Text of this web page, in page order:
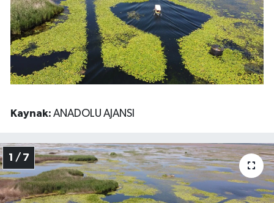
Kaynak: ANADOLU AJANSI
1 / 7